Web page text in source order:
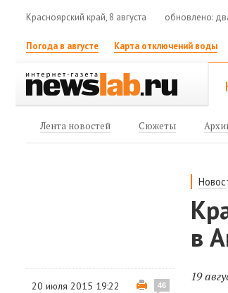
Красноярский край, 8 августа обновлено:
Погода в августе Карта отключений воды
Лента новостей Сюжеты
в
20 июля 2015 19:22 46
19